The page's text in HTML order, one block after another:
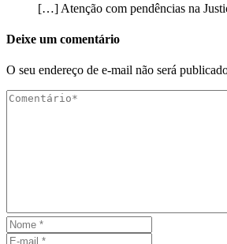
[…] Atenção com pendências na
Deixe um comentário
O seu endereço de e-mail não será